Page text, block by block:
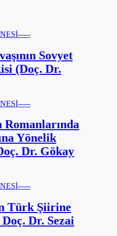
Sovyet
(Doç. Dr.
Romanlarında
Yönelik
Dr. Gökay
Türk Şiirine
Doç. Dr. Sezai